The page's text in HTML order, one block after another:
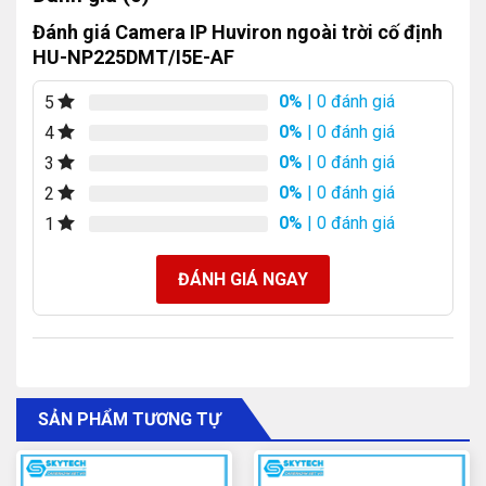
Đi đầu trong việc kinh doanh các sản phẩm Camera
giám sát, thiết bị mạng, thiết bị viễn thông, tạo nên
những sản phẩm và dịch vụ có chất lượng tối ưu, mang
lại sự hài lòng cho khách hàng ở mức độ cao nhất.
3. Camera IP Huviron HU-NP225DMT/I5E-AF
có giá bao nhiêu?
Đánh giá Camera IP Huviron ngoài trời cố định
HU-NP225DMT/I5E-AF
5 0% | 0 đánh giá
4
0% | 0 đánh giá
3
0% | 0 đánh giá
2
0% | 0 đánh giá
1
0% | 0 đánh giá
ĐÁNH GIÁ NGAY
SẢN PHẨM TƯƠNG TỰ